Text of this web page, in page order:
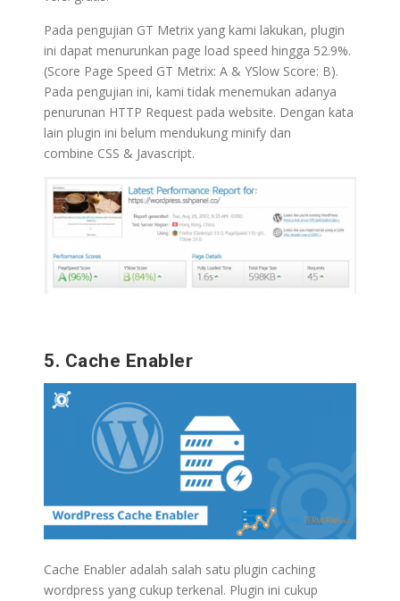
Pada pengujian GT Metrix yang kami lakukan, plugin
ini dapat menurunkan page load speed hingga 52.9%.
(Score Page Speed GT Metrix: A & YSlow Score: B).
Pada pengujian ini, kami tidak menemukan adanya
penurunan HTTP Request pada website. Dengan kata
lain plugin ini belum mendukung minify dan
combine CSS & Javascript.
5. Cache Enabler
Cache Enabler adalah salah satu plugin caching
wordpress yang cukup terkenal. Plugin ini cukup